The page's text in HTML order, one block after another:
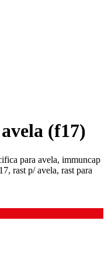
(f17)
para avela, immuncap
rast p/ avela, rast para